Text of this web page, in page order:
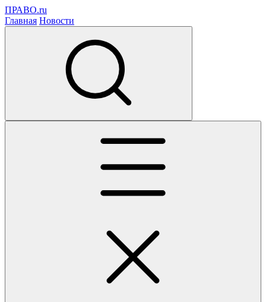
ПРАВО.ru
Главная Новости